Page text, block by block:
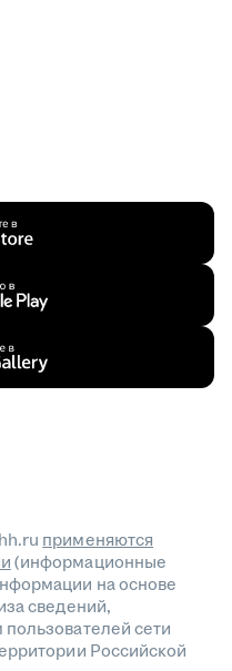
применяются
(информационные
на основе
сведений,
сети
Российской